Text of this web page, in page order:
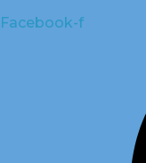
Facebook-f